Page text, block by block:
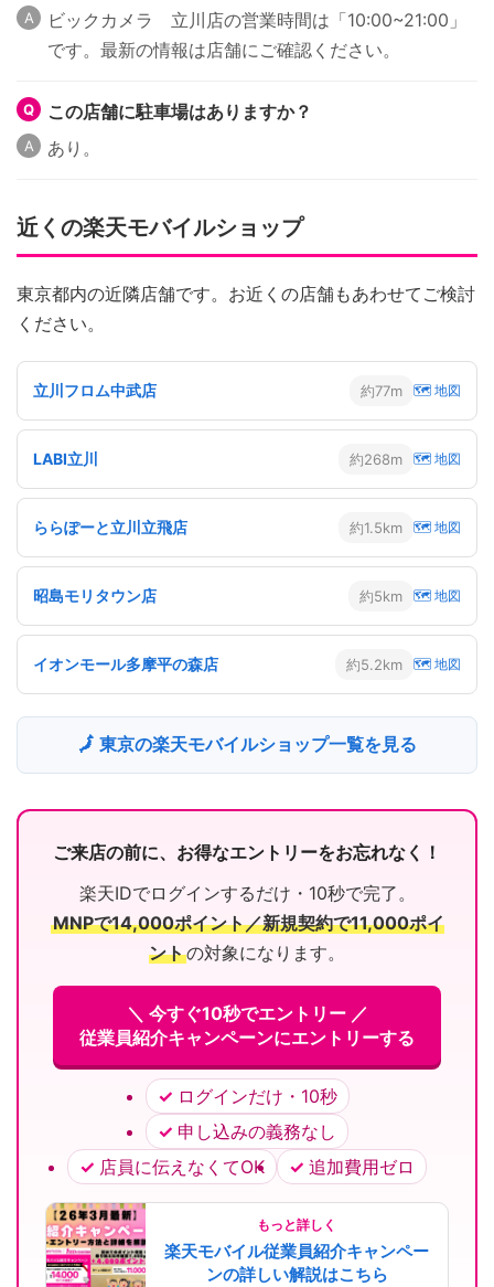
ビックカメラ 立川店の営業時間は「10:00~21:00」
です。最新の情報は店舗にご確認ください。
この店舗に駐車場はありますか？
あり。
近くの楽天モバイルショップ
東京都内の近隣店舗です。お近くの店舗もあわせてご検討
ください。
立川フロム中武店 約77m 🗺 地図
LABI立川 約268m 🗺 地図
ららぽーと立川立飛店 約1.5km 🗺 地図
昭島モリタウン店 約5km 🗺 地図
イオンモール多摩平の森店 約5.2km 🗺 地図
🗾 東京の楽天モバイルショップ一覧を見る
ご来店の前に、お得なエントリーをお忘れなく！
楽天IDでログインするだけ・10秒で完了。
MNPで14,000ポイント／新規契約で11,000ポイ
ントの対象になります。
＼ 今すぐ10秒でエントリー ／
従業員紹介キャンペーンにエントリーする
ログインだけ・10秒
申し込みの義務なし
店員に伝えなくてOK
追加費用ゼロ
もっと詳しく
楽天モバイル従業員紹介キャンペー
ンの詳しい解説はこちら